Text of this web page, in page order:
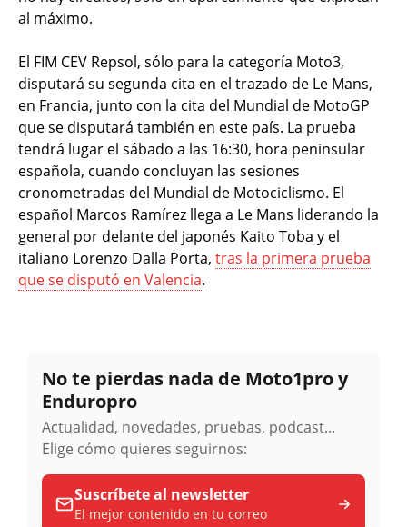
al máximo.
El FIM CEV Repsol, sólo para la categoría Moto3,
disputará su segunda cita en el trazado de Le Mans,
en Francia, junto con la cita del Mundial de MotoGP
que se disputará también en este país. La prueba
tendrá lugar el sábado a las 16:30, hora peninsular
española, cuando concluyan las sesiones
cronometradas del Mundial de Motociclismo. El
español Marcos Ramírez llega a Le Mans liderando la
general por delante del japonés Kaito Toba y el
italiano Lorenzo Dalla Porta, tras la primera prueba
que se disputó en Valencia.
No te pierdas nada de Moto1pro y
Enduropro
Actualidad, novedades, pruebas, podcast...
Elige cómo quieres seguirnos:
Suscríbete al newsletter
El mejor contenido en tu correo